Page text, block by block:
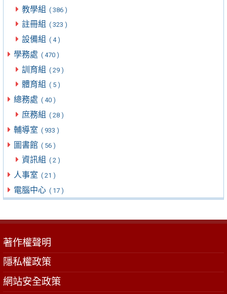
教學組 ( 386 )
註冊組 ( 323 )
設備組 ( 4 )
學務處 ( 470 )
訓育組 ( 29 )
體育組 ( 5 )
總務處 ( 40 )
庶務組 ( 28 )
輔導室 ( 933 )
圖書館 ( 56 )
資訊組 ( 2 )
人事室 ( 21 )
電腦中心 ( 17 )
著作權聲明
隱私權政策
網站安全政策